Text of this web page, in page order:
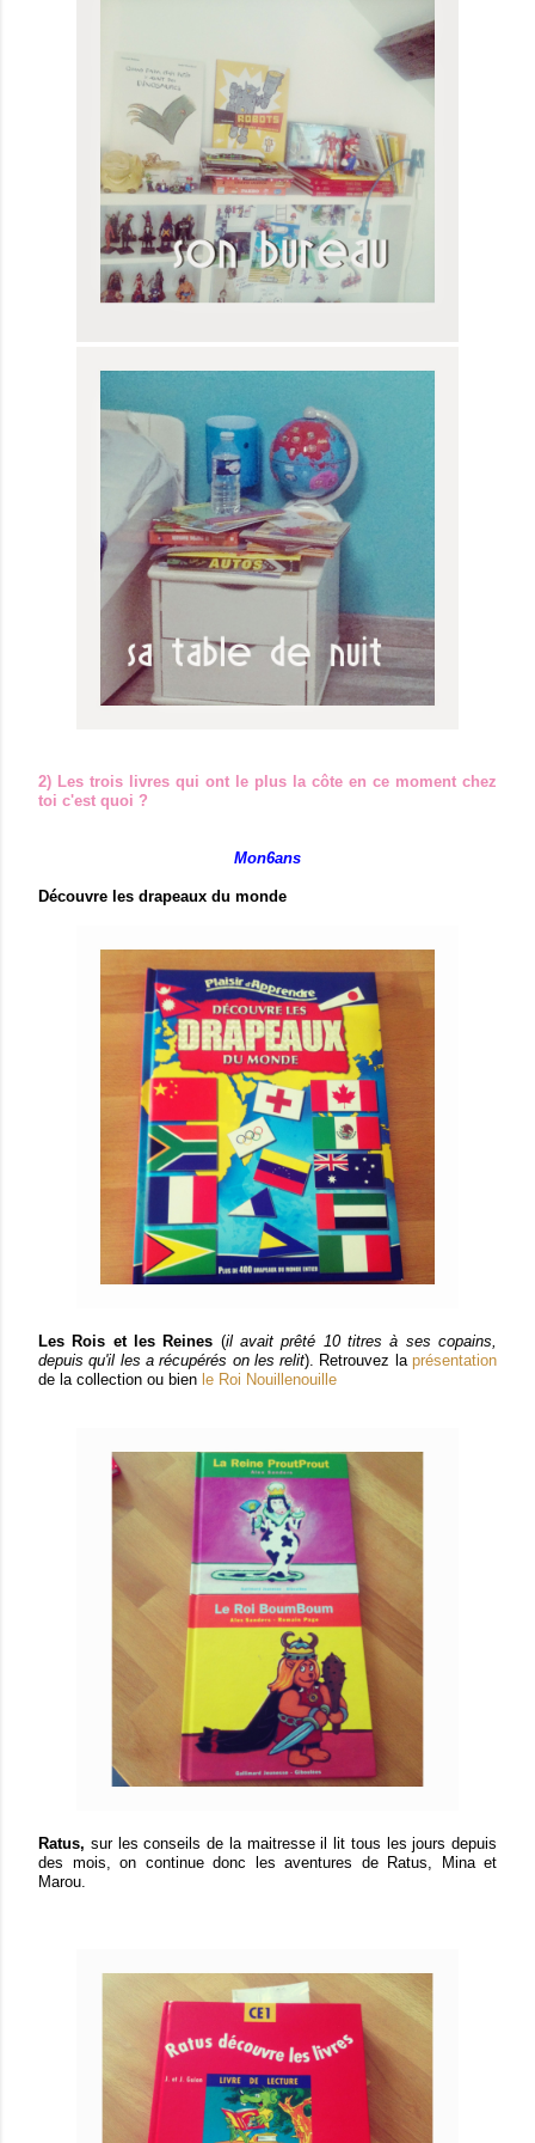
2) Les trois livres qui ont le plus la côte en ce moment chez
toi c'est quoi ?
Mon6ans
Découvre les drapeaux du monde
Les Rois et les Reines (il avait prêté 10 titres à ses copains,
depuis qu'il les a récupérés on les relit). Retrouvez laprésentation
de la collection ou bien le Roi Nouillenouille
Ratus, sur les conseils de la maitresse il lit tous les jours depuis
des mois, on continue donc les aventures de Ratus, Mina et
Marou.